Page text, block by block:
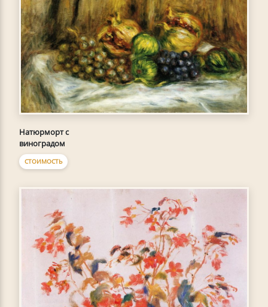
Натюрморт с
виноградом
СТОИМОСТЬ